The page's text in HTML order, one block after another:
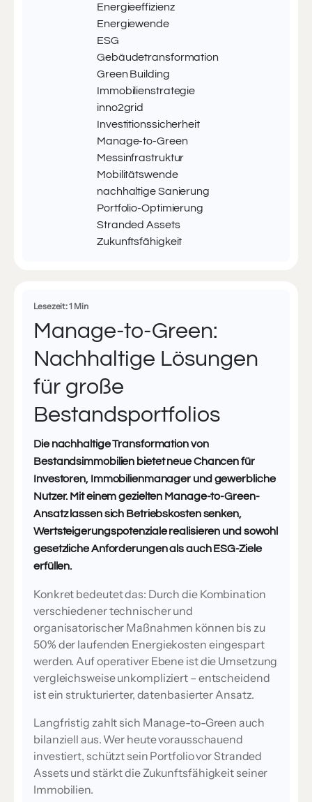
Energieeffizienz
Energiewende
ESG
Gebäudetransformation
Green Building
Immobilienstrategie
inno2grid
Investitionssicherheit
Manage-to-Green
Messinfrastruktur
Mobilitätswende
nachhaltige Sanierung
Portfolio-Optimierung
Stranded Assets
Zukunftsfähigkeit
Lesezeit: 1 Min
Manage-to-Green:
Nachhaltige Lösungen
für große
Bestandsportfolios
Die nachhaltige Transformation von
Bestandsimmobilien bietet neue Chancen für
Investoren, Immobilienmanager und gewerbliche
Nutzer. Mit einem gezielten Manage-to-Green-
Ansatz lassen sich Betriebskosten senken,
Wertsteigerungspotenziale realisieren und sowohl
gesetzliche Anforderungen als auch ESG-Ziele
erfüllen.
Konkret bedeutet das: Durch die Kombination
verschiedener technischer und
organisatorischer Maßnahmen können bis zu
50% der laufenden Energiekosten eingespart
werden. Auf operativer Ebene ist die Umsetzung
vergleichsweise unkompliziert – entscheidend
ist ein strukturierter, datenbasierter Ansatz.
Langfristig zahlt sich Manage-to-Green auch
bilanziell aus. Wer heute vorausschauend
investiert, schützt sein Portfolio vor Stranded
Assets und stärkt die Zukunftsfähigkeit seiner
Immobilien.